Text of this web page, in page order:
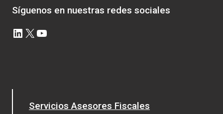
Síguenos en nuestras redes sociales
LinkedIn
X YouTube
Servicios Asesores Fiscales